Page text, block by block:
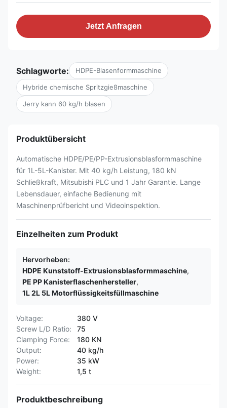
Jetzt Anfragen
Schlagworte: HDPE-Blasenformmaschine
Hybride chemische Spritzgießmaschine
Jerry kann 60 kg/h blasen
Produktübersicht
Automatische HDPE/PE/PP-Extrusionsblasformmaschine
für 1L-5L-Kanister. Mit 40 kg/h Leistung, 180 kN
Schließkraft, Mitsubishi PLC und 1 Jahr Garantie. Lange
Lebensdauer, einfache Bedienung mit
Maschinenprüfbericht und Videoinspektion.
Einzelheiten zum Produkt
Hervorheben:
HDPE Kunststoff-Extrusionsblasformmaschine,
PE PP Kanisterflaschenhersteller,
1L 2L 5L Motorflüssigkeitsfüllmaschine
Voltage:
380 V
Screw L/D Ratio:
75
Clamping Force:
180 KN
Output:
40 kg/h
Power:
35 kW
Weight:
1,5 t
Produktbeschreibung